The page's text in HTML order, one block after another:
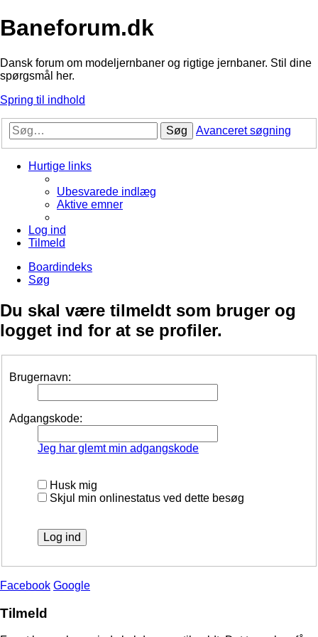
Baneforum.dk
Dansk forum om modeljernbaner og rigtige jernbaner. Stil dine
spørgsmål her.
Spring til indhold
Søg Avanceret søgning
Hurtige links
Ubesvarede indlæg
Aktive emner
Log ind
Tilmeld
Boardindeks
Søg
Du skal være tilmeldt som bruger og
logget ind for at se profiler.
Brugernavn:
Adgangskode:
Jeg har glemt min adgangskode
Husk mig
Skjul min onlinestatus ved dette besøg
Facebook Google
Tilmeld